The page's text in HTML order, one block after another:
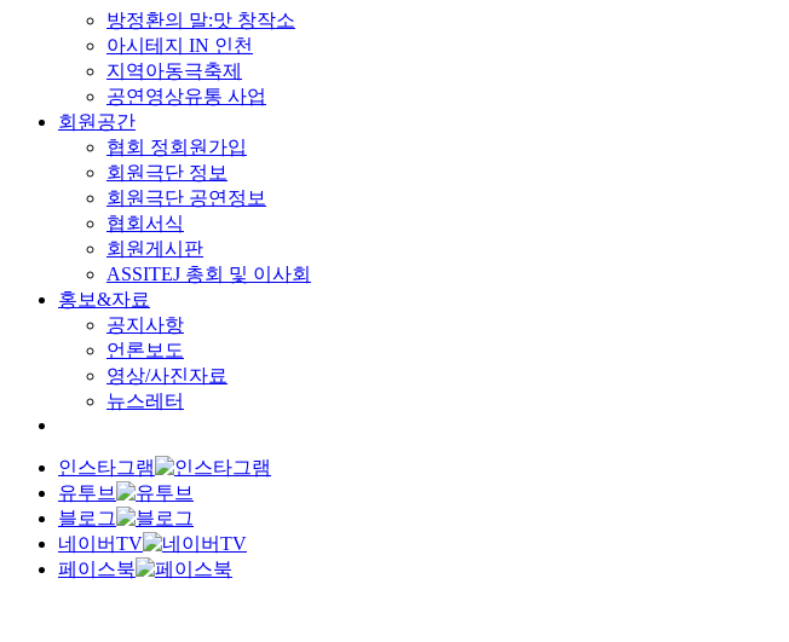
방정환의 말:맛 창작소
아시테지 IN 인천
지역아동극축제
공연영상유통 사업
회원공간
협회 정회원가입
회원극단 정보
회원극단 공연정보
협회서식
회원게시판
ASSITEJ 총회 및 이사회
홍보&자료
공지사항
언론보도
영상/사진자료
뉴스레터
인스타그램
유투브
블로그
네이버TV
페이스북